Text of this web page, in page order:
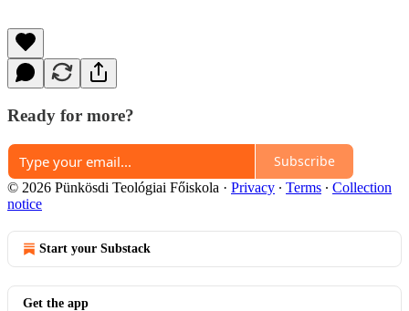
Ready for more?
Subscribe
© 2026 Pünkösdi Teológiai Főiskola · Privacy ∙ Terms ∙ Collection
notice
Start your Substack
Get the app